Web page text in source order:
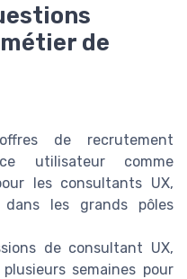
de
de recrutement
utilisateur comme
les consultants UX,
les grands pôles
de consultant UX,
semaines pour